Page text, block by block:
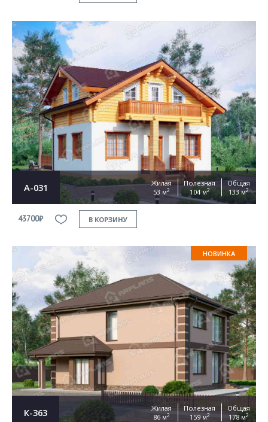
А-031
Жилая
53 м2
Полезная
104 м2
Общая
133 м2
43700₽ В КОРЗИНУ
НОВИНКА
К-363
Жилая
86 м2
Полезная
159 м2
Общая
178 м2